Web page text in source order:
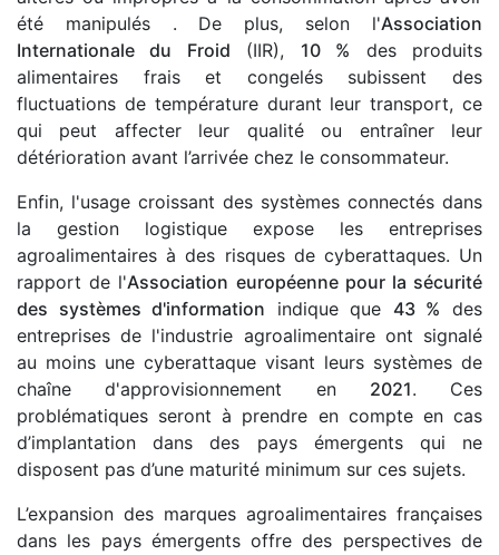
été manipulés . De plus, selon l'Association
Internationale du Froid (IIR), 10 % des produits
alimentaires frais et congelés subissent des
fluctuations de température durant leur transport, ce
qui peut affecter leur qualité ou entraîner leur
détérioration avant l’arrivée chez le consommateur.
Enfin, l'usage croissant des systèmes connectés dans
la gestion logistique expose les entreprises
agroalimentaires à des risques de cyberattaques. Un
rapport de l'Association européenne pour la sécurité
des systèmes d'information indique que 43 % des
entreprises de l'industrie agroalimentaire ont signalé
au moins une cyberattaque visant leurs systèmes de
chaîne d'approvisionnement en 2021. Ces
problématiques seront à prendre en compte en cas
d’implantation dans des pays émergents qui ne
disposent pas d’une maturité minimum sur ces sujets.
L’expansion des marques agroalimentaires françaises
dans les pays émergents offre des perspectives de